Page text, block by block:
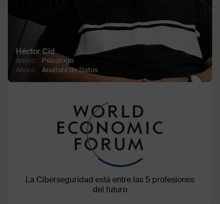
Héctor Cid
Antes:
Psicólogo
Ahora:
Analista de Datos
La Ciberseguridad está entre las 5 profesiones
del futuro